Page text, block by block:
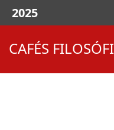
CAFÉS
2025